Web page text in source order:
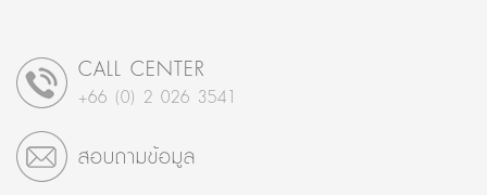
CALL CENTER
+66 (0) 2 026 3541
สอบถามข้อมูล